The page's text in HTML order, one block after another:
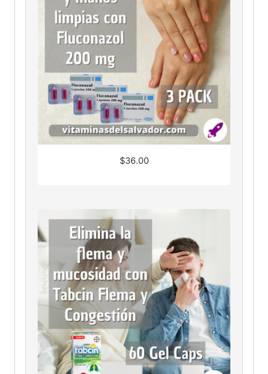
$36.00